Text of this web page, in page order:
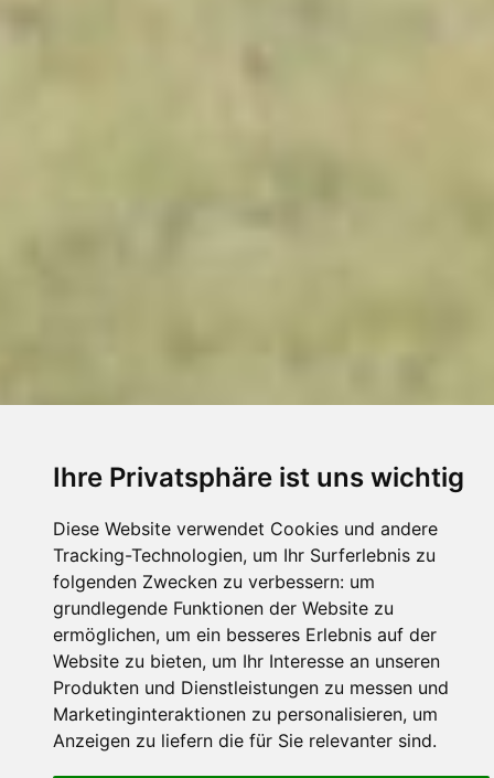
Ihre Privatsphäre ist uns wichtig
Diese Website verwendet Cookies und andere
Tracking-Technologien, um Ihr Surferlebnis zu
folgenden Zwecken zu verbessern: um
grundlegende Funktionen der Website zu
ermöglichen, um ein besseres Erlebnis auf der
Website zu bieten, um Ihr Interesse an unseren
Produkten und Dienstleistungen zu messen und
Marketinginteraktionen zu personalisieren, um
Anzeigen zu liefern die für Sie relevanter sind.